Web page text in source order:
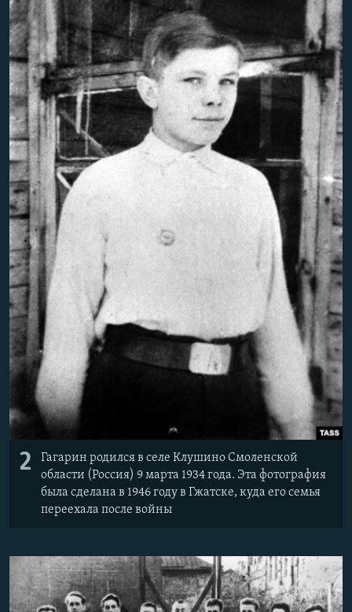
2
Гагарин родился в селе Клушино Смоленской
области (Россия) 9 марта 1934 года. Эта фотография
была сделана в 1946 году в Гжатске, куда его семья
переехала после войны